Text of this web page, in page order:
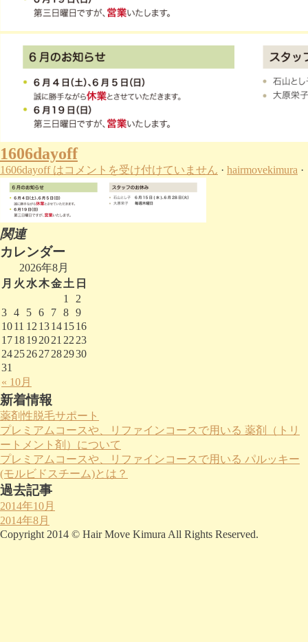
1606dayoff
1606dayoff はコメントを受け付けていません · hairmovekimura ·
関連
カレンダー
2026年8月
月 火 水木金土 日
« 10月
1
2
3 4 5 6 7 8 9
1011 12 13141516
1718192021 22 23
24252627282930
31
新着情報
薬剤性脱毛サポート
プレミアムコースや、リファインコースで用いる 薬剤（トリ
ートメント剤）について
プレミアムコースや、リファインコースで用いる パルッキー
(モルビドスチーム)とは？
過去記事
2014年10月
2014年8月
Copyright 2014 © Hair Move Kimura All Rights Reserved.